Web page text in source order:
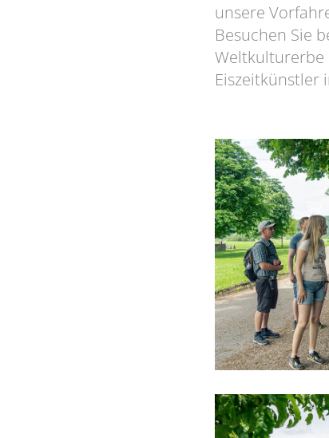
unsere
Besuchen Sie
Weltkulturerbe
Eiszeitkünstler